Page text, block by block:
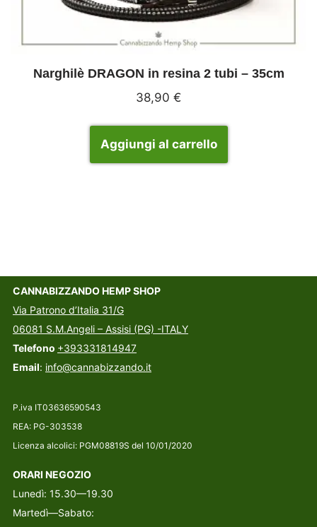
Narghilè DRAGON in resina 2 tubi – 35cm
38,90 €
Aggiungi al carrello
CANNABIZZANDO HEMP SHOP
Via Patrono d’Italia 31/G
06081 S.M.Angeli – Assisi (PG) -ITALY
Telefono +393331814947
Email: info@cannabizzando.it
P.iva IT03636590543
REA: PG-303538
Licenza alcolici: PGM08819S del 10/01/2020
ORARI NEGOZIO
Lunedì: 15.30—19.30
Martedì—Sabato: